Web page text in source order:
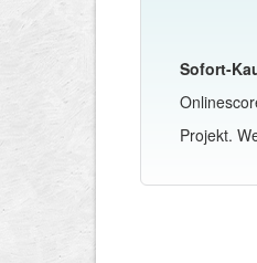
Sofort-
Projekt.